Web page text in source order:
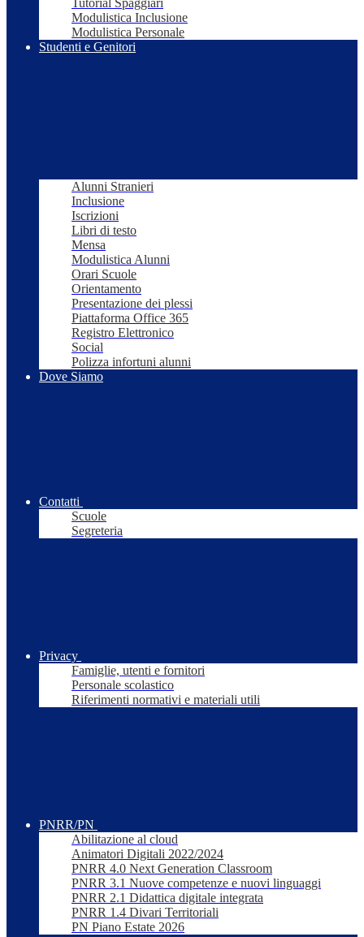
Tutorial Spaggiari
Modulistica Inclusione
Modulistica Personale
Studenti e Genitori
Alunni Stranieri
Inclusione
Iscrizioni
Libri di testo
Mensa
Modulistica Alunni
Orari Scuole
Orientamento
Presentazione dei plessi
Piattaforma Office 365
Registro Elettronico
Social
Polizza infortuni alunni
Dove Siamo
Contatti
Scuole
Segreteria
Privacy
Famiglie, utenti e fornitori
Personale scolastico
Riferimenti normativi e materiali utili
PNRR/PN
Abilitazione al cloud
Animatori Digitali 2022/2024
PNRR 4.0 Next Generation Classroom
PNRR 3.1 Nuove competenze e nuovi linguaggi
PNRR 2.1 Didattica digitale integrata
PNRR 1.4 Divari Territoriali
PN Piano Estate 2026